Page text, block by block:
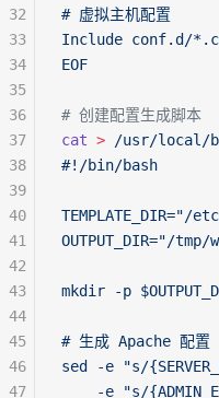
# 虚拟主机配置
Include conf.d/
EOF
# 创建配置生成脚本
cat > /usr/local/
#!/bin/bash
OUTPUT_DIR="/
mkdir -p
# 生成 Apache 配置
sed -e "s/
-e "s/
32
33
34
35
36
37
38
39
40
41
42
43
44
45
46
47